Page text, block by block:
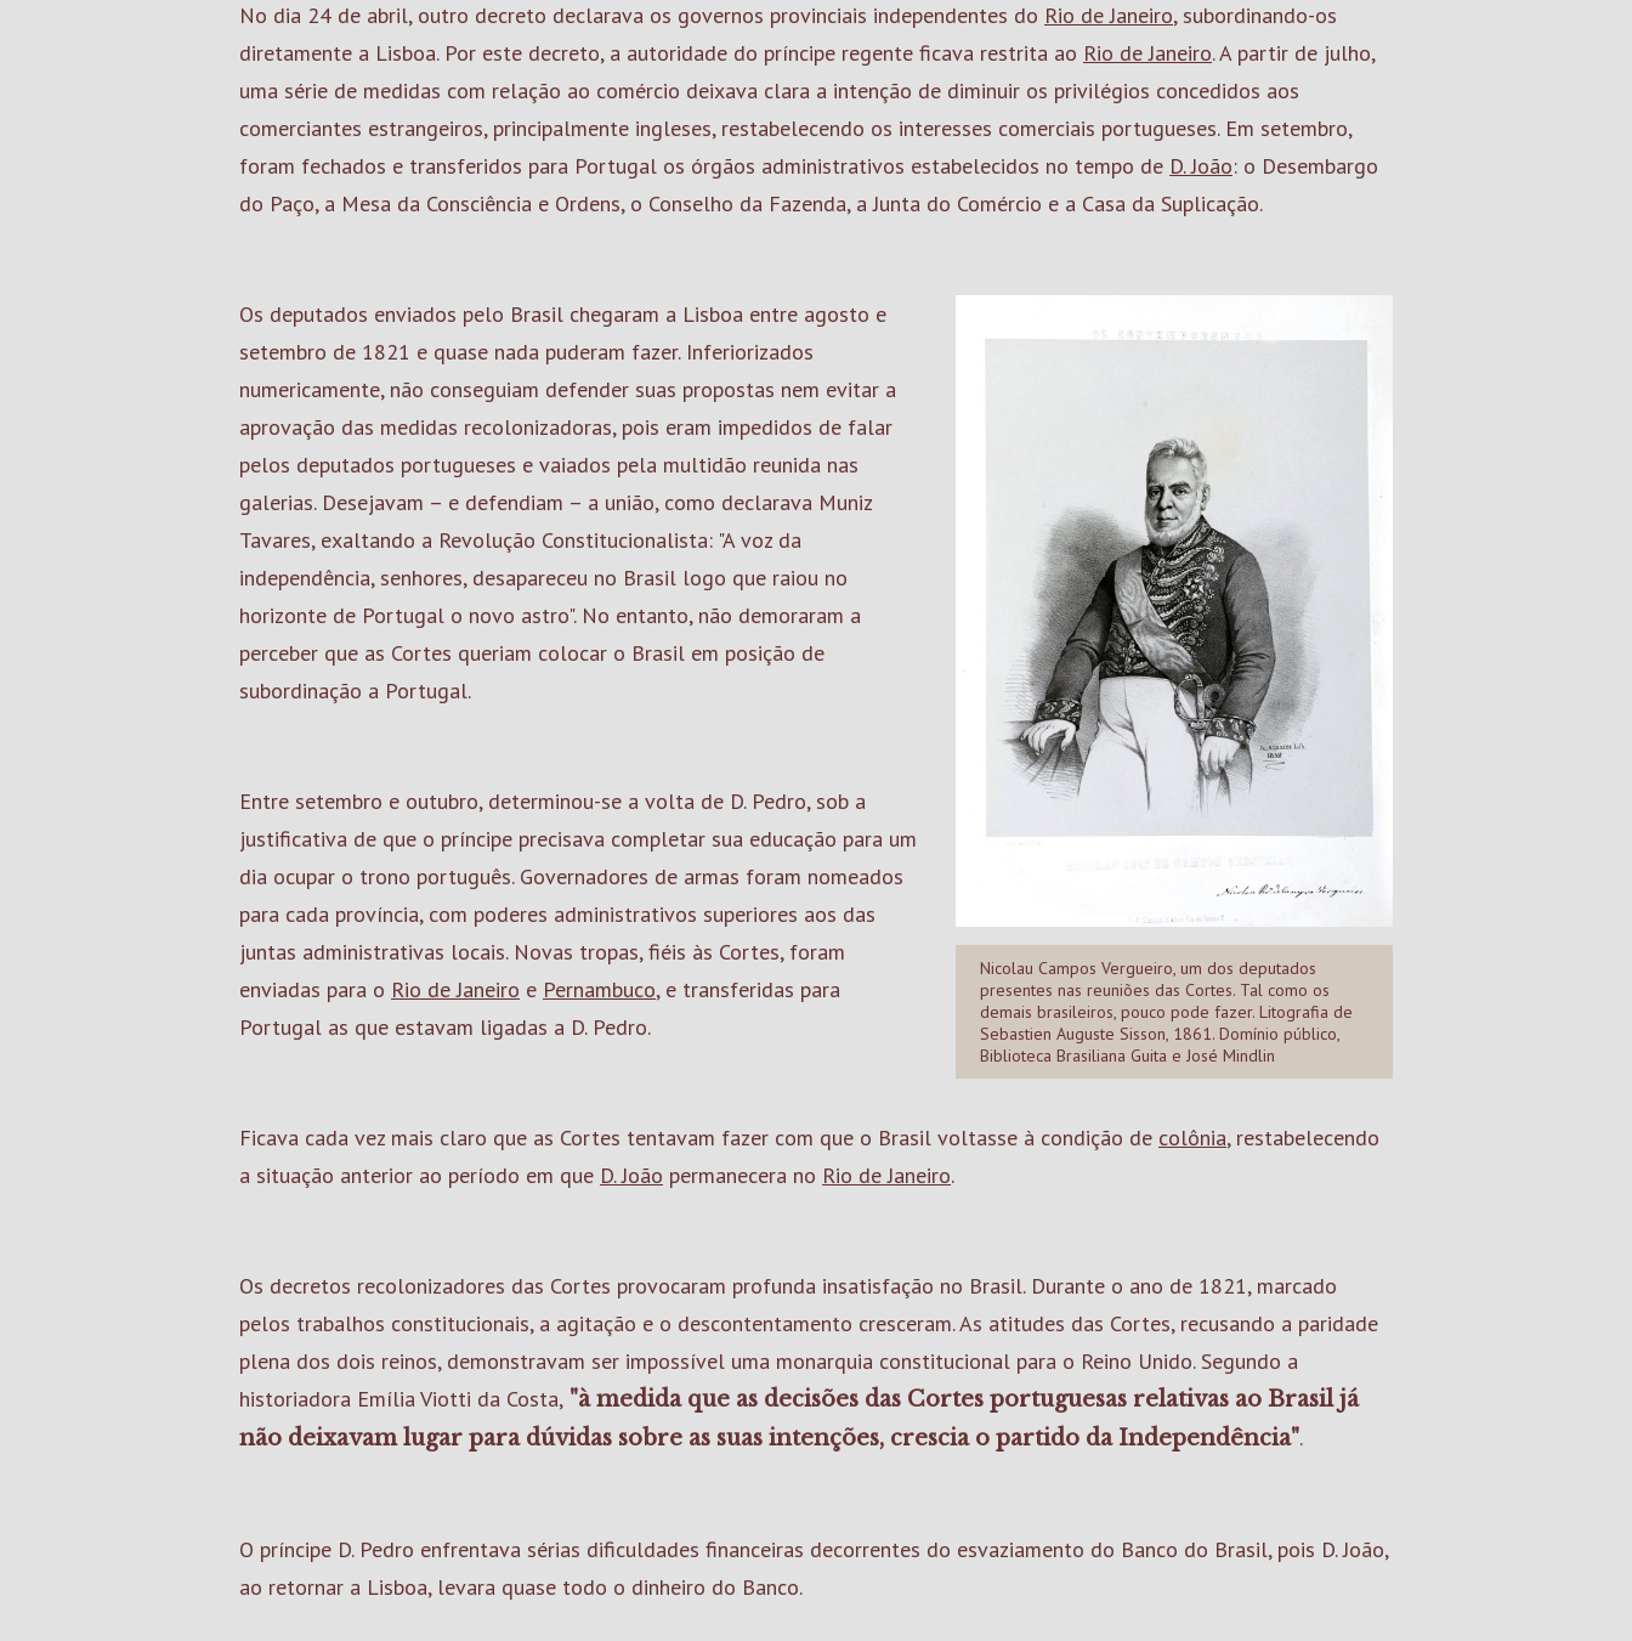
No dia 24 de abril, outro decreto declarava os governos provinciais independentes do Rio de Janeiro, subordinando-os
diretamente a Lisboa. Por este decreto, a autoridade do príncipe regente ficava restrita ao Rio de Janeiro. A partir de julho,
uma série de medidas com relação ao comércio deixava clara a intenção de diminuir os privilégios concedidos aos
comerciantes estrangeiros, principalmente ingleses, restabelecendo os interesses comerciais portugueses. Em setembro,
foram fechados e transferidos para Portugal os órgãos administrativos estabelecidos no tempo de D. João: o Desembargo
do Paço, a Mesa da Consciência e Ordens, o Conselho da Fazenda, a Junta do Comércio e a Casa da Suplicação.
Nicolau Campos Vergueiro, um dos deputados
presentes nas reuniões das Cortes. Tal como os
demais brasileiros, pouco pode fazer. Litografia de
Sebastien Auguste Sisson, 1861. Domínio público,
Biblioteca Brasiliana Guita e José Mindlin
Os deputados enviados pelo Brasil chegaram a Lisboa entre agosto e
setembro de 1821 e quase nada puderam fazer. Inferiorizados
numericamente, não conseguiam defender suas propostas nem evitar a
aprovação das medidas recolonizadoras, pois eram impedidos de falar
pelos deputados portugueses e vaiados pela multidão reunida nas
galerias. Desejavam – e defendiam – a união, como declarava Muniz
Tavares, exaltando a Revolução Constitucionalista: "A voz da
independência, senhores, desapareceu no Brasil logo que raiou no
horizonte de Portugal o novo astro". No entanto, não demoraram a
perceber que as Cortes queriam colocar o Brasil em posição de
subordinação a Portugal.
Entre setembro e outubro, determinou-se a volta de D. Pedro, sob a
justificativa de que o príncipe precisava completar sua educação para um
dia ocupar o trono português. Governadores de armas foram nomeados
para cada província, com poderes administrativos superiores aos das
juntas administrativas locais. Novas tropas, fiéis às Cortes, foram
enviadas para o Rio de Janeiro e Pernambuco, e transferidas para
Portugal as que estavam ligadas a D. Pedro.
Ficava cada vez mais claro que as Cortes tentavam fazer com que o Brasil voltasse à condição de colônia, restabelecendo
a situação anterior ao período em que D. João permanecera no Rio de Janeiro.
Os decretos recolonizadores das Cortes provocaram profunda insatisfação no Brasil. Durante o ano de 1821, marcado
pelos trabalhos constitucionais, a agitação e o descontentamento cresceram. As atitudes das Cortes, recusando a paridade
plena dos dois reinos, demonstravam ser impossível uma monarquia constitucional para o Reino Unido. Segundo a
historiadora Emília Viotti da Costa, "à medida que as decisões das Cortes portuguesas relativas ao Brasil já
não deixavam lugar para dúvidas sobre as suas intenções, crescia o partido da Independência".
O príncipe D. Pedro enfrentava sérias dificuldades financeiras decorrentes do esvaziamento do Banco do Brasil, pois D. João,
ao retornar a Lisboa, levara quase todo o dinheiro do Banco.